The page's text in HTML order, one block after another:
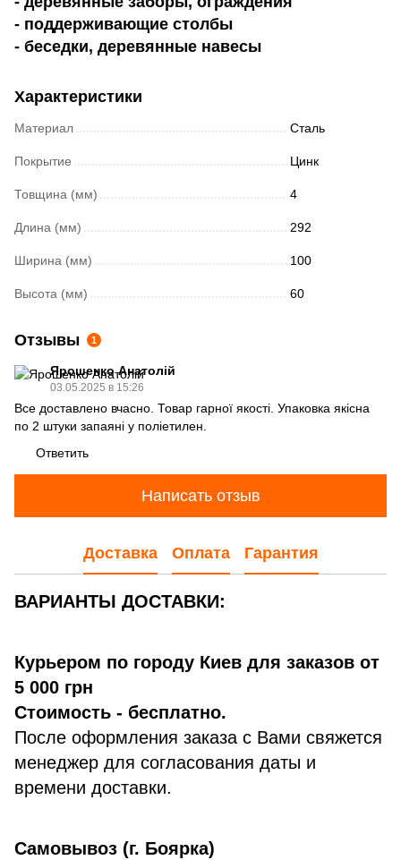
- поддерживающие столбы
- беседки, деревянные навесы
Характеристики
Материал Сталь
Покрытие Цинк
Товщина (мм) 4
Длина (мм) 292
Ширина (мм) 100
Высота (мм) 60
Отзывы 1
Ярошенко Анатолій
03.05.2025 в 15:26
Все доставлено вчасно. Товар гарної якості. Упаковка якісна
по 2 штуки запаяні у поліетилен.
Ответить
Написать отзыв
Доставка Оплата Гарантия
ВАРИАНТЫ ДОСТАВКИ:
Курьером по городу Киев для заказов от
5 000 грн
Стоимость - бесплатно.
После оформления заказа с Вами свяжется
менеджер для согласования даты и
времени доставки.
Самовывоз (г. Боярка)